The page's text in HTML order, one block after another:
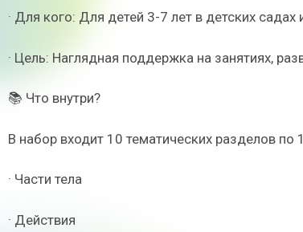
· Для кого: Для детей 3-7 лет в детских
· Цель: Наглядная поддержка на занятиях,
📚 Что внутри?
В набор входит 10 тематических разделов
· Части тела
· Действия